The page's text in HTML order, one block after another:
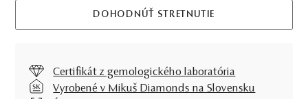
DOHODNÚŤ STRETNUTIE
Certifikát z gemologického laboratória
Vyrobené v Mikuš Diamonds na Slovensku